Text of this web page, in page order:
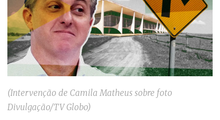
(Intervenção de Camila Matheus sobre foto
Divulgação/TV Globo)